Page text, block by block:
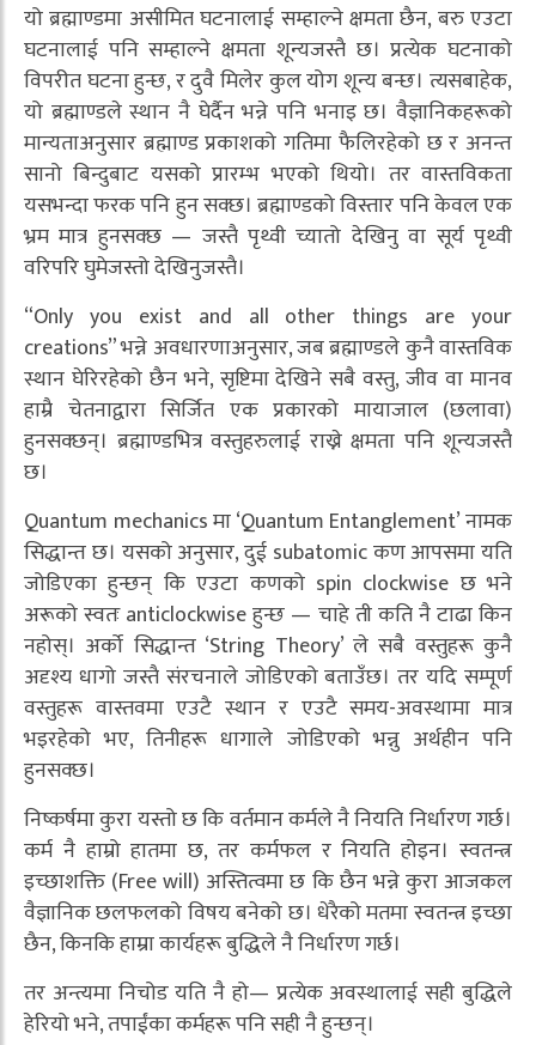
यो ब्रह्माण्डमा असीमित घटनालाई सम्हाल्ने क्षमता छैन, बरु एउटा
घटनालाई पनि सम्हाल्ने क्षमता शून्यजस्तै छ। प्रत्येक घटनाको
विपरीत घटना हुन्छ, र दुवै मिलेर कुल योग शून्य बन्छ। त्यसबाहेक,
यो ब्रह्माण्डले स्थान नै घेर्दैन भन्ने पनि भनाइ छ। वैज्ञानिकहरूको
मान्यताअनुसार ब्रह्माण्ड प्रकाशको गतिमा फैलिरहेको छ र अनन्त
सानो बिन्दुबाट यसको प्रारम्भ भएको थियो। तर वास्तविकता
यसभन्दा फरक पनि हुन सक्छ। ब्रह्माण्डको विस्तार पनि केवल एक
भ्रम मात्र हुनसक्छ — जस्तै पृथ्वी च्यातो देखिनु वा सूर्य पृथ्वी
वरिपरि घुमेजस्तो देखिनुजस्तै।
“Only you exist and all other things are your
creations” भन्ने अवधारणाअनुसार, जब ब्रह्माण्डले कुनै वास्तविक
स्थान घेरिरहेको छैन भने, सृष्टिमा देखिने सबै वस्तु, जीव वा मानव
हाम्रै चेतनाद्वारा सिर्जित एक प्रकारको मायाजाल (छलावा)
हुनसक्छन्। ब्रह्माण्डभित्र वस्तुहरुलाई राख्ने क्षमता पनि शून्यजस्तै
छ।
Quantum mechanics मा ‘Quantum Entanglement’ नामक
सिद्धान्त छ। यसको अनुसार, दुई subatomic कण आपसमा यति
जोडिएका हुन्छन् कि एउटा कणको spin clockwise छ भने
अरूको स्वतः anticlockwise हुन्छ — चाहे ती कति नै टाढा किन
नहोस्। अर्को सिद्धान्त ‘String Theory’ ले सबै वस्तुहरू कुनै
अदृश्य धागो जस्तै संरचनाले जोडिएको बताउँछ। तर यदि सम्पूर्ण
वस्तुहरू वास्तवमा एउटै स्थान र एउटै समय-अवस्थामा मात्र
भइरहेको भए, तिनीहरू धागाले जोडिएको भन्नु अर्थहीन पनि
हुनसक्छ।
निष्कर्षमा कुरा यस्तो छ कि वर्तमान कर्मले नै नियति निर्धारण गर्छ।
कर्म नै हाम्रो हातमा छ, तर कर्मफल र नियति होइन। स्वतन्त्र
इच्छाशक्ति (Free will) अस्तित्वमा छ कि छैन भन्ने कुरा आजकल
वैज्ञानिक छलफलको विषय बनेको छ। धेरैको मतमा स्वतन्त्र इच्छा
छैन, किनकि हाम्रा कार्यहरू बुद्धिले नै निर्धारण गर्छ।
तर अन्त्यमा निचोड यति नै हो— प्रत्येक अवस्थालाई सही बुद्धिले
हेरियो भने, तपाईंका कर्महरू पनि सही नै हुन्छन्।